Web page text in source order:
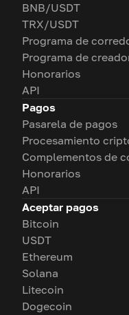
BNB/USDT
TRX/USDT
Programa de
Programa de
Honorarios
API
Pagos
Pasarela de pagos
Procesamiento
Complementos de
Honorarios
API
Aceptar pagos
Bitcoin
USDT
Ethereum
Solana
Litecoin
Dogecoin